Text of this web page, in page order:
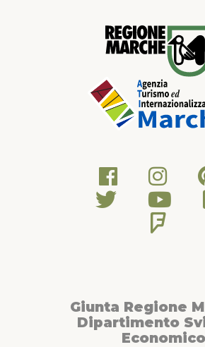
Giunta Regione
Dipartimento
Economico